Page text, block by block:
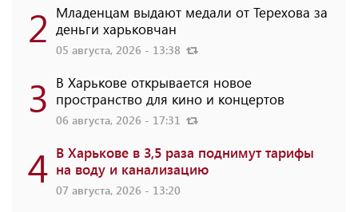
2 Младенцам выдают медали от Терехова за
деньги харьковчан
05 августа, 2026 - 13:38
3 В Харькове открывается новое
пространство для кино и концертов
06 августа, 2026 - 17:31
4 В Харькове в 3,5 раза поднимут тарифы
на воду и канализацию
07 августа, 2026 - 13:20